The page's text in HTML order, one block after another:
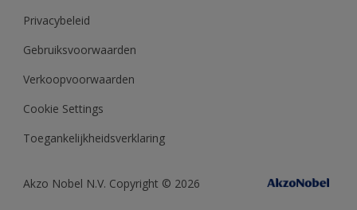
Kennisbank
Privacybeleid
Gebruiksvoorwaarden
Verkoopvoorwaarden
Cookie Settings
Toegankelijkheidsverklaring
Akzo Nobel N.V. Copyright © 2026